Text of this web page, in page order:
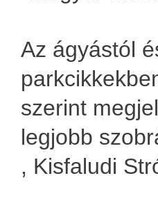
Az ágyástól
szerint
legjobb
, Kisfaludi